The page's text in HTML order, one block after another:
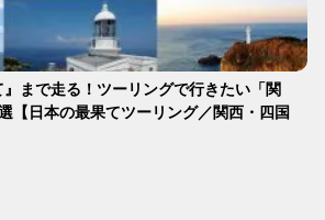
まで走る！ツーリングで行きたい「関
【日本の最果てツーリング／関西・四国